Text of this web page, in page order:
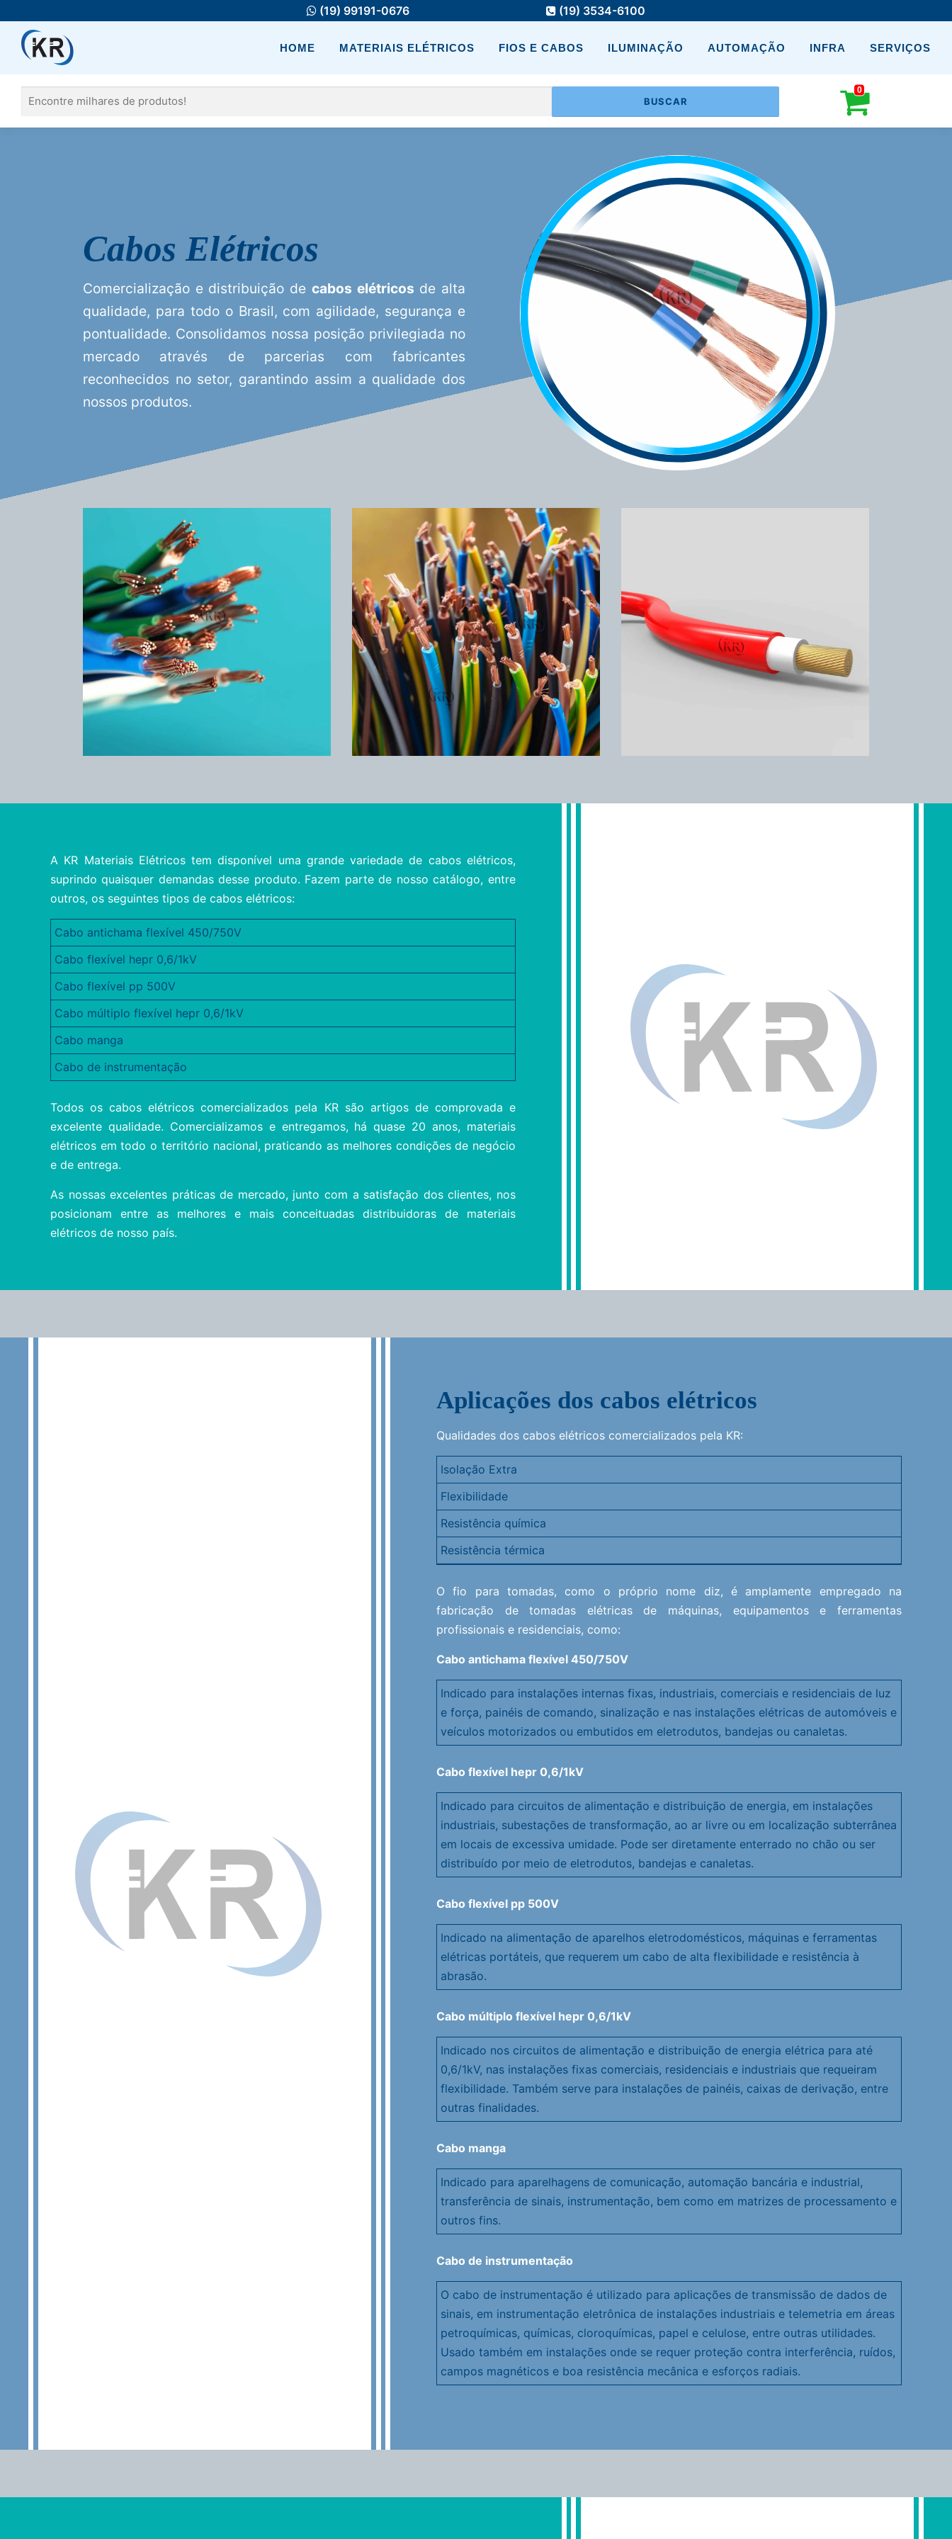
(19) 99191-0676 (19) 3534-6100
HOME MATERIAIS ELÉTRICOS FIOS E CABOS ILUMINAÇÃO AUTOMAÇÃO INFRA SERVIÇOS
Pesquisar
0
Cabos Elétricos
Comercialização e distribuição de cabos elétricos de alta
qualidade, para todo o Brasil, com agilidade, segurança e
pontualidade. Consolidamos nossa posição privilegiada no
mercado através de parcerias com fabricantes
reconhecidos no setor, garantindo assim a qualidade dos
nossos produtos.
A KR Materiais Elétricos tem disponível uma grande variedade de cabos elétricos,
suprindo quaisquer demandas desse produto. Fazem parte de nosso catálogo, entre
outros, os seguintes tipos de cabos elétricos:
Cabo antichama flexível 450/750V
Cabo flexível hepr 0,6/1kV
Cabo flexível pp 500V
Cabo múltiplo flexível hepr 0,6/1kV
Cabo manga
Cabo de instrumentação
Todos os cabos elétricos comercializados pela KR são artigos de comprovada e
excelente qualidade. Comercializamos e entregamos, há quase 20 anos, materiais
elétricos em todo o território nacional, praticando as melhores condições de negócio
e de entrega.
As nossas excelentes práticas de mercado, junto com a satisfação dos clientes, nos
posicionam entre as melhores e mais conceituadas distribuidoras de materiais
elétricos de nosso país.
Aplicações dos cabos elétricos
Qualidades dos cabos elétricos comercializados pela KR:
Isolação Extra
Flexibilidade
Resistência química
Resistência térmica
Durabilidade
Praticidade
Acabamento seguro
O fio para tomadas, como o próprio nome diz, é amplamente empregado na
fabricação de tomadas elétricas de máquinas, equipamentos e ferramentas
profissionais e residenciais, como:
Cabo antichama flexível 450/750V
Indicado para instalações internas fixas, industriais, comerciais e residenciais de luz
e força, painéis de comando, sinalização e nas instalações elétricas de automóveis e
veículos motorizados ou embutidos em eletrodutos, bandejas ou canaletas.
Cabo flexível hepr 0,6/1kV
Indicado para circuitos de alimentação e distribuição de energia, em instalações
industriais, subestações de transformação, ao ar livre ou em localização subterrânea
em locais de excessiva umidade. Pode ser diretamente enterrado no chão ou ser
distribuído por meio de eletrodutos, bandejas e canaletas.
Cabo flexível pp 500V
Indicado na alimentação de aparelhos eletrodomésticos, máquinas e ferramentas
elétricas portáteis, que requerem um cabo de alta flexibilidade e resistência à
abrasão.
Cabo múltiplo flexível hepr 0,6/1kV
Indicado nos circuitos de alimentação e distribuição de energia elétrica para até
0,6/1kV, nas instalações fixas comerciais, residenciais e industriais que requeiram
flexibilidade. Também serve para instalações de painéis, caixas de derivação, entre
outras finalidades.
Cabo manga
Indicado para aparelhagens de comunicação, automação bancária e industrial,
transferência de sinais, instrumentação, bem como em matrizes de processamento e
outros fins.
Cabo de instrumentação
O cabo de instrumentação é utilizado para aplicações de transmissão de dados de
sinais, em instrumentação eletrônica de instalações industriais e telemetria em áreas
petroquímicas, químicas, cloroquímicas, papel e celulose, entre outras utilidades.
Usado também em instalações onde se requer proteção contra interferência, ruídos,
campos magnéticos e boa resistência mecânica e esforços radiais.